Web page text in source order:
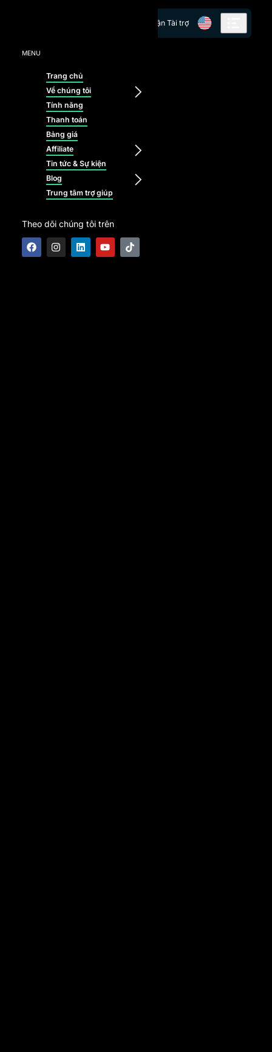
MENU
Trang chủ
Về chúng tôi
Tính năng
Thanh toán
Bảng giá
Affiliate
Tin tức & Sự kiện
Blog
Trung tâm trợ giúp
Theo dõi chúng tôi trên
Nhận Tài trợ